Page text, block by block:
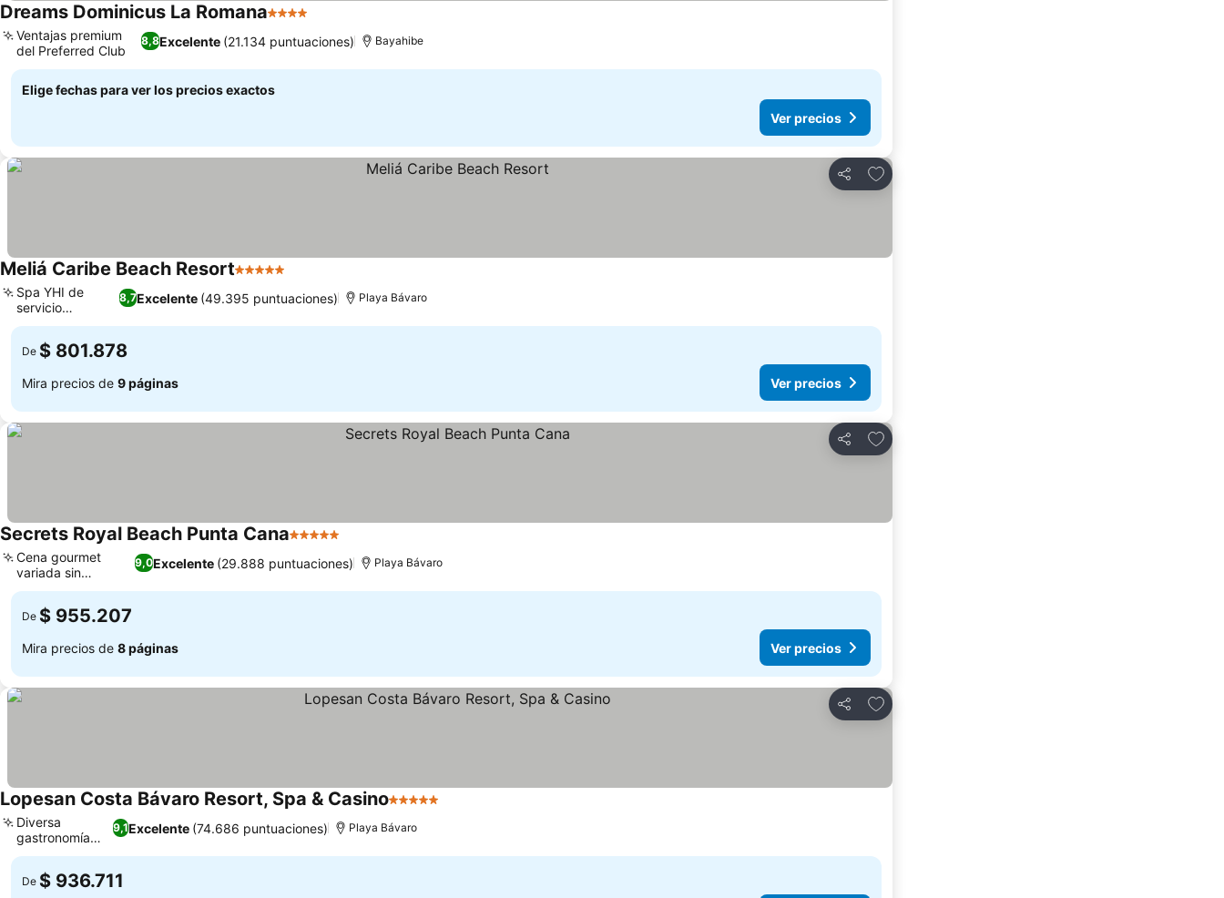
Dreams Dominicus La Romana4 Estrellas
8,8Excelente (21.134 puntuaciones)
Ventajas premium
del Preferred Club
Bayahibe
Elige fechas para ver los precios exactos
Ver precios
Compartir
Agregar a favoritos
Meliá Caribe Beach Resort5 Estrellas
8,7Excelente (49.395 puntuaciones)
Spa YHI de
servicio
completo
Playa Bávaro
De $ 801.878
Mira precios de 9 páginas Ver precios
Compartir
Agregar a favoritos
Secrets Royal Beach Punta Cana5 Estrellas
9,0Excelente (29.888 puntuaciones)
Cena gourmet
variada sin
reservas
Playa Bávaro
De $ 955.207
Mira precios de 8 páginas Ver precios
Compartir
Agregar a favoritos
Lopesan Costa Bávaro Resort, Spa & Casino5 Estrellas
9,1Excelente (74.686 puntuaciones)
Diversa
gastronomía
global
Playa Bávaro
De $ 936.711